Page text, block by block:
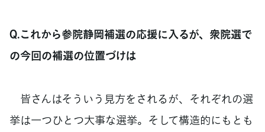
Q.これから参院静岡補選の応援に入るが、衆院選で
の今回の補選の位置づけは
皆さんはそういう見方をされるが、それぞれの選
挙は一つひとつ大事な選挙。そして構造的にもとも